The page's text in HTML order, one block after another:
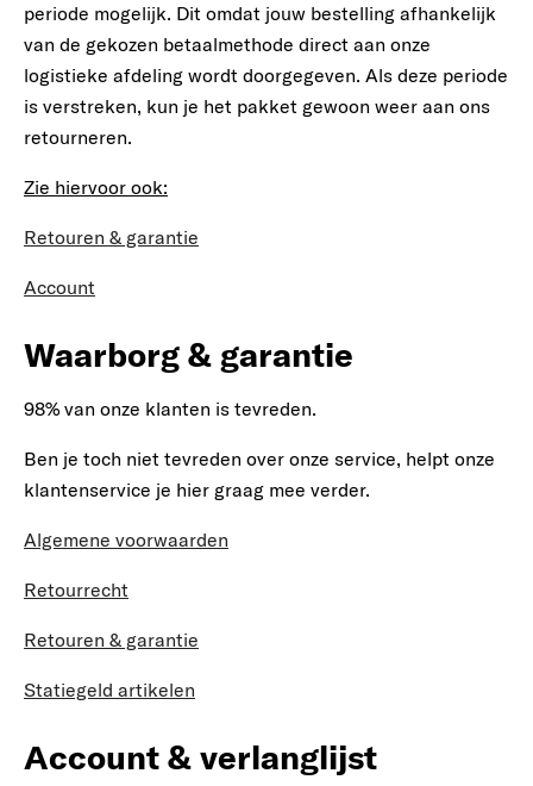
periode mogelijk. Dit omdat jouw bestelling afhankelijk
van de gekozen betaalmethode direct aan onze
logistieke afdeling wordt doorgegeven. Als deze periode
is verstreken, kun je het pakket gewoon weer aan ons
retourneren.
Zie hiervoor ook:
Retouren & garantie
Account
Waarborg & garantie
98% van onze klanten is tevreden.
Ben je toch niet tevreden over onze service, helpt onze
klantenservice je hier graag mee verder.
Algemene voorwaarden
Retourrecht
Retouren & garantie
Statiegeld artikelen
Account & verlanglijst